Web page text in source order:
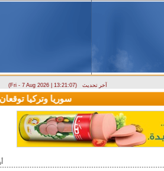
(Fri - 7 Aug 2026 | 13:21:07) آخر تحديث
سوريا وتركيا توقعان